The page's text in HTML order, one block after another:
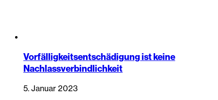
Vorfälligkeitsentschädigung ist keine
Nachlassverbindlichkeit
5. Januar 2023